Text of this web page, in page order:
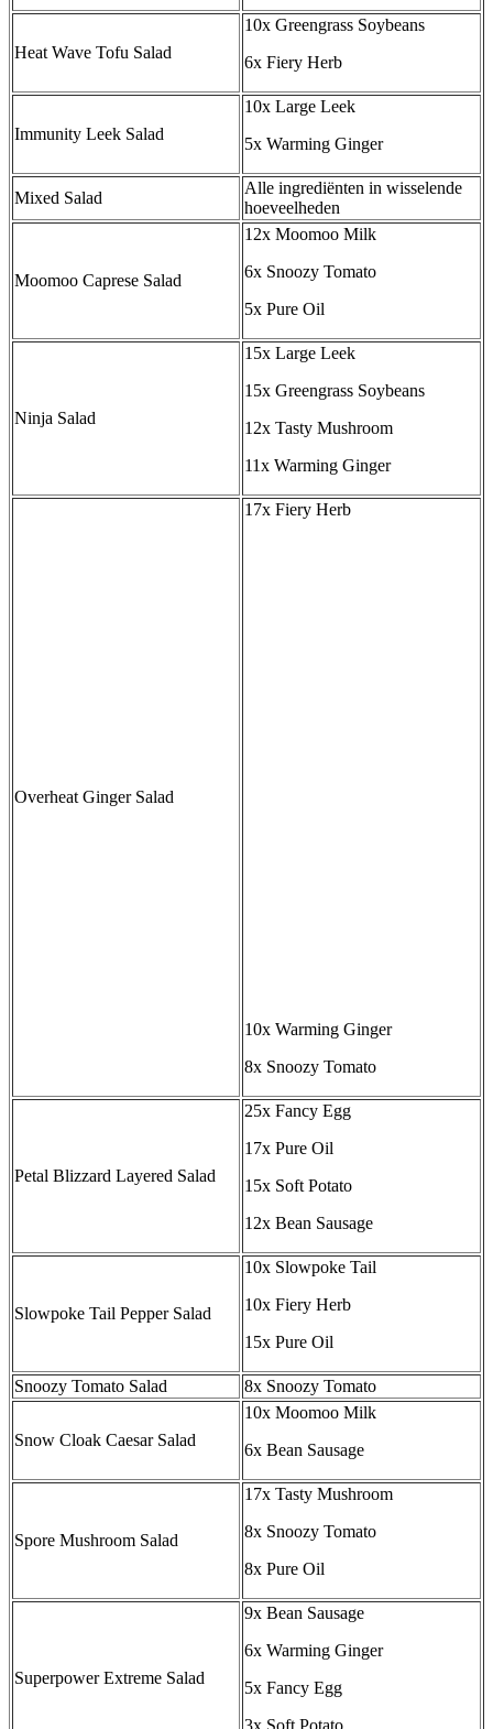
Heat Wave Tofu Salad
10x Greengrass Soybeans
6x Fiery Herb
Immunity Leek Salad
10x Large Leek
5x Warming Ginger
Mixed Salad
Alle ingrediënten in wisselende
hoeveelheden
Moomoo Caprese Salad
12x Moomoo Milk
6x Snoozy Tomato
5x Pure Oil
Ninja Salad
15x Large Leek
15x Greengrass Soybeans
12x Tasty Mushroom
11x Warming Ginger
Overheat Ginger Salad
17x Fiery Herb
10x Warming Ginger
8x Snoozy Tomato
Petal Blizzard Layered Salad
25x Fancy Egg
17x Pure Oil
15x Soft Potato
12x Bean Sausage
Slowpoke Tail Pepper Salad
10x Slowpoke Tail
10x Fiery Herb
15x Pure Oil
Snoozy Tomato Salad 8x Snoozy Tomato
Snow Cloak Caesar Salad
10x Moomoo Milk
6x Bean Sausage
Spore Mushroom Salad
17x Tasty Mushroom
8x Snoozy Tomato
8x Pure Oil
Superpower Extreme Salad
9x Bean Sausage
6x Warming Ginger
5x Fancy Egg